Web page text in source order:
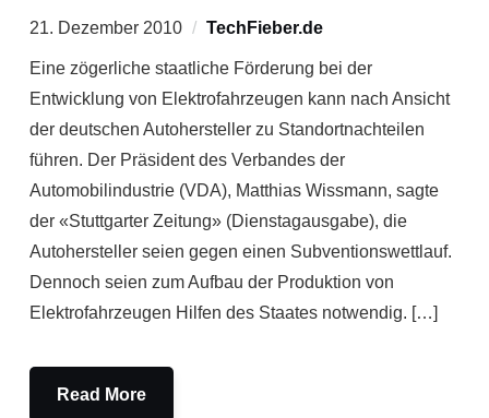
21. Dezember 2010 TechFieber.de
Eine zögerliche staatliche Förderung bei der
Entwicklung von Elektrofahrzeugen kann nach Ansicht
der deutschen Autohersteller zu Standortnachteilen
führen. Der Präsident des Verbandes der
Automobilindustrie (VDA), Matthias Wissmann, sagte
der «Stuttgarter Zeitung» (Dienstagausgabe), die
Autohersteller seien gegen einen Subventionswettlauf.
Dennoch seien zum Aufbau der Produktion von
Elektrofahrzeugen Hilfen des Staates notwendig. […]
Read More